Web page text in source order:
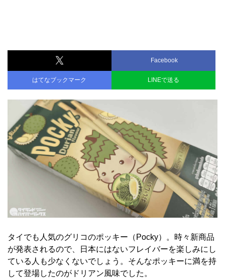
Facebook
はてなブックマーク LINEで送る
タイでも人気のグリコのポッキー（Pocky）。時々新商品
が発表されるので、日本にはないフレイバーを楽しみにし
ている人も少なくないでしょう。そんなポッキーに満を持
して登場したのがドリアン風味でした。